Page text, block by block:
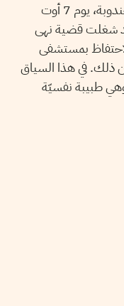
تقريبا إلى أن أذنت المحكمة الابتدائية بجندوبة، يوم 7 أوت
و قد شغلت قضية نهى
بمستشفى
من ذلك. في هذا السياق
وهي طبيبة نفسيّة